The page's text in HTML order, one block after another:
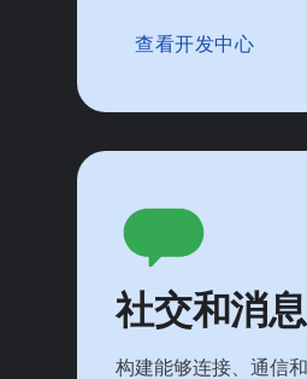
查看开发中心
社交和消息
构建能够连接、通信